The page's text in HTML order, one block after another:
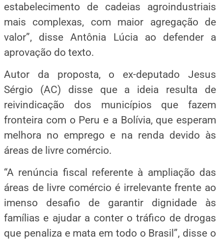
estabelecimento de cadeias agroindustriais
mais complexas, com maior agregação de
valor”, disse Antônia Lúcia ao defender a
aprovação do texto.
Autor da proposta, o ex-deputado Jesus
Sérgio (AC) disse que a ideia resulta de
reivindicação dos municípios que fazem
fronteira com o Peru e a Bolívia, que esperam
melhora no emprego e na renda devido às
áreas de livre comércio.
“A renúncia fiscal referente à ampliação das
áreas de livre comércio é irrelevante frente ao
imenso desafio de garantir dignidade às
famílias e ajudar a conter o tráfico de drogas
que penaliza e mata em todo o Brasil”, disse o